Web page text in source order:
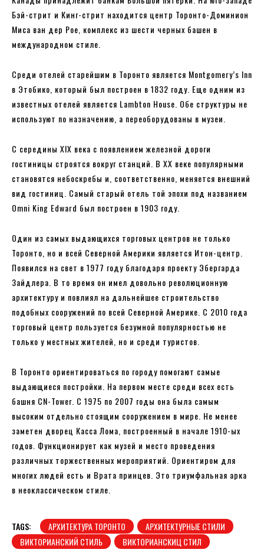
Бэй-стрит и Кинг-стрит находится центр Торонто-Доминион
Миса ван дер Рое, комплекс из шести черных башен в
международном стиле.
Среди отелей старейшим в Торонто является Montgomery’s Inn
в Этобико, который был построен в 1832 году. Еще одним из
известных отелей является Lambton House. Обе структуры не
используют по назначению, а переоборудованы в музеи.
С середины XIX века с появлением железной дороги
гостиницы строятся вокруг станций. В ХХ веке популярными
становятся небоскребы и, соответственно, меняется внешний
вид гостиниц. Самый старый отель той эпохи под названием
Omni King Edward был построен в 1903 году.
Один из самых выдающихся торговых центров не только
Торонто, но и всей Северной Америки является Итон-центр.
Появился на свет в 1977 году благодаря проекту Эбергарда
Зайдлера. В то время он имел довольно революционную
архитектуру и повлиял на дальнейшее строительство
подобных сооружений по всей Северной Америке. С 2010 года
торговый центр пользуется безумной популярностью не
только у местных жителей, но и среди туристов.
В Торонто ориентироваться по городу помогают самые
выдающиеся постройки. На первом месте среди всех есть
башня CN-Tower. С 1975 по 2007 годы она была самым
высоким отдельно стоящим сооружением в мире. Не менее
заметен дворец Касса Лома, построенный в начале 1910-ых
годов. Функционирует как музей и место проведения
различных торжественных мероприятий. Ориентиром для
многих людей есть и Врата принцев. Это триумфальная арка
в неоклассическом стиле.
TAGS: АРХИТЕКТУРА ТОРОНТО
АРХИТЕКТУРНЫЕ СТИЛИ
ВИКТОРИАНСКИЙ СТИЛЬ
ВИКТОРИАНСКИЦ СТИЛ